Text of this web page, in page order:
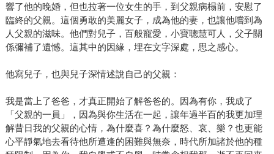
響了他的晚婚，但也拉著一位女生的手，到父親病榻前，安慰了
臨終的父親。這個勇敢的美麗女子，成為他的妻，也讓他嚐到為
人父親的滋味。他們對兒子，百般寵愛，小寶聰慧可人，父子關
係彌補了遺憾。這其中的因緣，埋在文字深處，思之感心。
他寫兒子，也與兒子深情述說自己的父親：
我是當上了爸爸，才真正開始了解爸爸的。因為有你，我成了
「父親的一員」，因為與你生活在一起，讓年過半百的我更加理
解昔日我的父親的心情，為什麼喜？為什麼怒、哀、樂？也更能
心平靜氣地去看待他所遭逢的困難與無奈，時代所加諸於他的種